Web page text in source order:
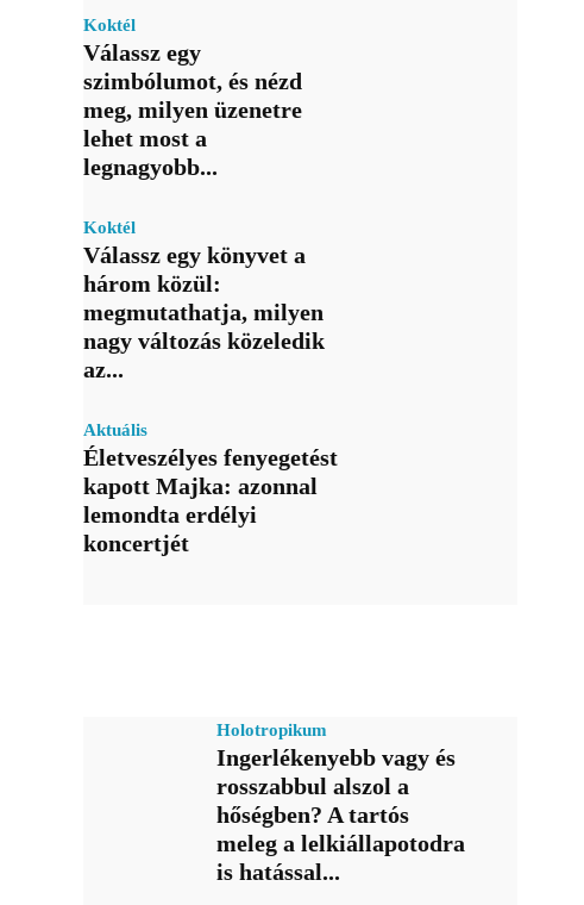
Koktél
Válassz egy
szimbólumot, és nézd
meg, milyen üzenetre
lehet most a
legnagyobb...
Koktél
Válassz egy könyvet a
három közül:
megmutathatja, milyen
nagy változás közeledik
az...
Aktuális
Életveszélyes fenyegetést
kapott Majka: azonnal
lemondta erdélyi
koncertjét
Holotropikum
Ingerlékenyebb vagy és
rosszabbul alszol a
hőségben? A tartós
meleg a lelkiállapotodra
is hatással...